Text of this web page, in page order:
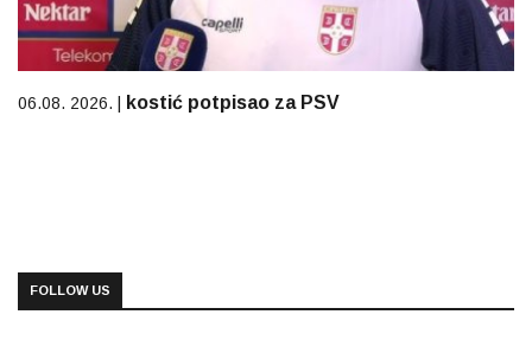
06.08. 2026. | kostić potpisao za PSV
FOLLOW US